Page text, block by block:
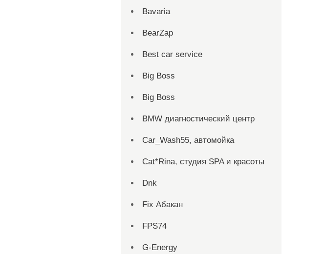
Bavaria
BearZap
Best car service
Big Boss
Big Boss
BMW диагностический центр
Car_Wash55, автомойка
Cat*Rina, студия SPA и красоты
Dnk
Fix Абакан
FPS74
G-Energy